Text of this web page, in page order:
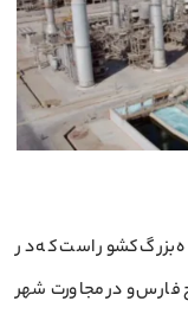
یکی از ۹ پالایشگاه بزرگ کشور است که در
شمال خلیج فارس و در مجاورت شهر